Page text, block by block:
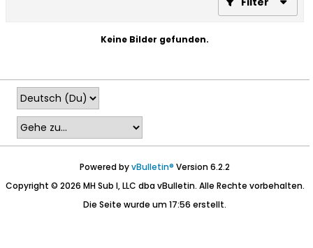
Keine Bilder gefunden.
Powered byvBulletin® Version 6.2.2
Copyright © 2026 MH Sub I, LLC dba vBulletin. Alle Rechte vorbehalten.
Die Seite wurde um 17:56 erstellt.